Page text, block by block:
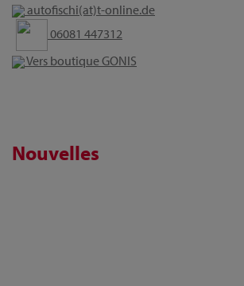
autofischi(at)t-online.de
06081 447312
Vers boutique GONIS
Nouvelles